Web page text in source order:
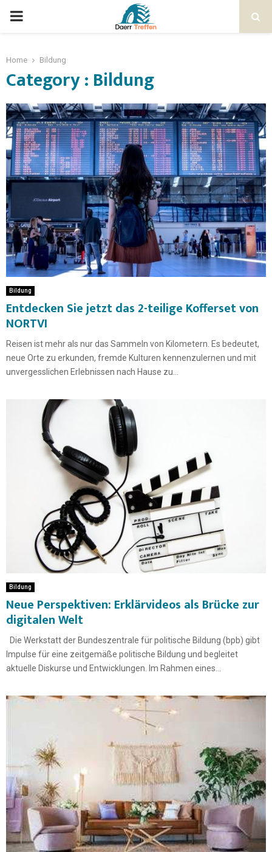
Home Bildung
Category : Bildung
Bildung
Entdecken Sie jetzt das 2-teilige Kofferset von
NORTVI
Reisen ist mehr als nur das Sammeln von Kilometern. Es bedeutet,
neue Orte zu erkunden, fremde Kulturen kennenzulernen und mit
unvergesslichen Erlebnissen nach Hause zu...
Bildung
Neue Perspektiven: Erklärvideos als Brücke zur
digitalen Welt
Die Werkstatt der Bundeszentrale für politische Bildung (bpb) gibt
Impulse für eine zeitgemäße politische Bildung und begleitet
aktuelle Diskurse und Entwicklungen. Im Rahmen eines...